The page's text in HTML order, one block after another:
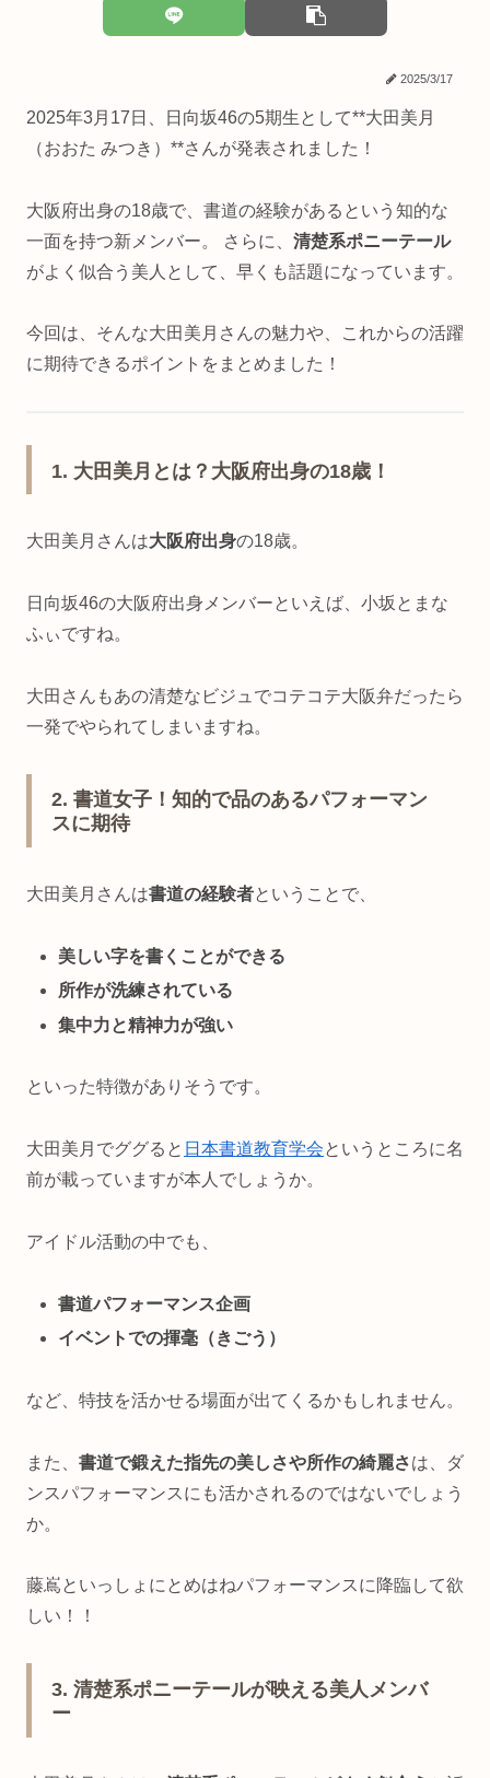
2025/3/17
2025年3月17日、日向坂46の5期生として**大田美月
（おおた みつき）**さんが発表されました！
大阪府出身の18歳で、書道の経験があるという知的な
一面を持つ新メンバー。 さらに、 清楚系ポニーテール
がよく似合う美人として、早くも話題になっています。
今回は、そんな大田美月さんの魅力や、これからの活躍
に期待できるポイントをまとめました！
1. 大田美月とは？大阪府出身の18歳！
大田美月さんは大阪府出身の18歳。
日向坂46の大阪府出身メンバーといえば、小坂とまな
ふぃですね。
大田さんもあの清楚なビジュでコテコテ大阪弁だったら
一発でやられてしまいますね。
2. 書道女子！知的で品のあるパフォーマン
スに期待
大田美月さんは書道の経験者ということで、
美しい字を書くことができる
所作が洗練されている
集中力と精神力が強い
といった特徴がありそうです。
大田美月でググると 日本書道教育学会というところに名
前が載っていますが本人でしょうか。
アイドル活動の中でも、
書道パフォーマンス企画
イベントでの揮毫（きごう）
など、特技を活かせる場面が出てくるかもしれません。
また、 書道で鍛えた指先の美しさや所作の綺麗さは、ダ
ンスパフォーマンスにも活かされるのではないでしょう
か。
藤嶌といっしょにとめはねパフォーマンスに降臨して欲
しい！！
3. 清楚系ポニーテールが映える美人メンバ
ー